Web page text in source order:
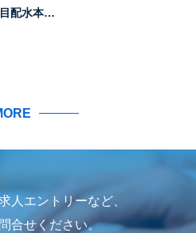
配水本…
人エントリーなど、
合せください。